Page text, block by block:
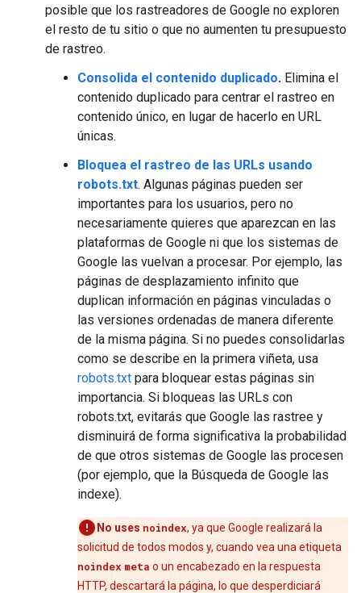
posible que los rastreadores de Google no exploren
el resto de tu sitio o que no aumenten tu presupuesto
de rastreo.
Consolida el contenido duplicado. Elimina el
contenido duplicado para centrar el rastreo en
contenido único, en lugar de hacerlo en URL
únicas.
Bloquea el rastreo de las URLs usando
robots.txt. Algunas páginas pueden ser
importantes para los usuarios, pero no
necesariamente quieres que aparezcan en las
plataformas de Google ni que los sistemas de
Google las vuelvan a procesar. Por ejemplo, las
páginas de desplazamiento infinito que
duplican información en páginas vinculadas o
las versiones ordenadas de manera diferente
de la misma página. Si no puedes consolidarlas
como se describe en la primera viñeta, usa
robots.txt para bloquear estas páginas sin
importancia. Si bloqueas las URLs con
robots.txt, evitarás que Google las rastree y
disminuirá de forma significativa la probabilidad
de que otros sistemas de Google las procesen
(por ejemplo, que la Búsqueda de Google las
indexe).
No uses noindex, ya que Google realizará la
solicitud de todos modos y, cuando vea una etiqueta
noindex meta o un encabezado en la respuesta
HTTP, descartará la página, lo que desperdiciará